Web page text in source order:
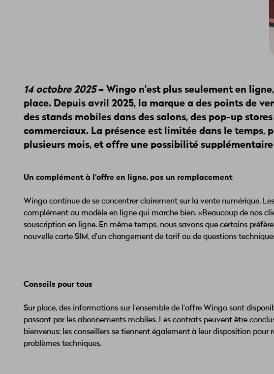
14 octobre 2025– Wingo n'est plus seulement en
place. Depuis avril 2025, la marque a des points de
des stands mobiles dans des salons, des pop-up
commerciaux. La présence est limitée dans le temps,
plusieurs mois, et offre une possibilité
Un complément à l'offre en ligne, pas un remplacement
Wingo continue de se concentrer clairement sur la vente numérique. Les
complément au modèle en ligne qui marche bien. «Beaucoup de nos
souscription en ligne. En même temps, nous savons que certains
nouvelle carte SIM, d'un changement de tarif ou de questions
Conseils pour tous
Sur place, des informations sur l'ensemble de l'offre Wingo sont
passant par les abonnements mobiles. Les contrats peuvent être
bienvenus: les conseillers se tiennent également à leur disposition pour
problèmes techniques.